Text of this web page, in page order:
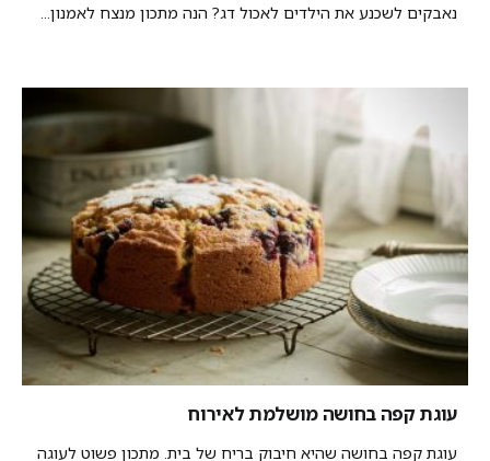
נאבקים לשכנע את הילדים לאכול דג? הנה מתכון מנצח לאמנון...
עוגת קפה בחושה מושלמת לאירוח
עוגת קפה בחושה שהיא חיבוק בריח של בית. מתכון פשוט לעוגה